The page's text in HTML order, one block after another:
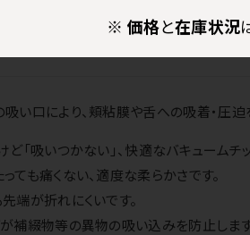
※ 価格と在庫状況
い口により、頬粘膜や舌への吸着・圧迫
ど「吸いつかない」、快適なバキュームチッ
ても痛くない、適度な柔らかさです。
端が折れにくいです。
補綴物等の異物の吸い込みを防止します